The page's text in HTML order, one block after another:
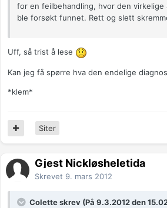
for en feilbehandling, hvor den virkelige
ble forsøkt funnet. Rett og slett
Uff, så trist å lese
Kan jeg få spørre hva den endelige
*klem*
Siter
Gjest Nickløsheletida
Skrevet 9. mars 2012
Colette skrev (På 9.3.2012 den